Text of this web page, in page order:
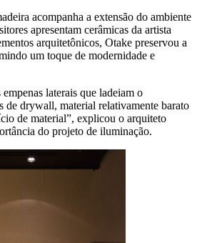
acompanha a extensão do ambiente
apresentam cerâmicas da artista
arquitetônicos, Otake preservou a
um toque de modernidade e
laterais que ladeiam o
de drywall, material relativamente barato
de material”, explicou o arquiteto
do projeto de iluminação.